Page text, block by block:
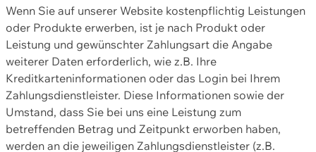
Wenn Sie auf unserer Website kostenpflichtig Leistungen
oder Produkte erwerben, ist je nach Produkt oder
Leistung und gewünschter Zahlungsart die Angabe
weiterer Daten erforderlich, wie z.B. Ihre
Kreditkarteninformationen oder das Login bei Ihrem
Zahlungsdienstleister. Diese Informationen sowie der
Umstand, dass Sie bei uns eine Leistung zum
betreffenden Betrag und Zeitpunkt erworben haben,
werden an die jeweiligen Zahlungsdienstleister (z.B.